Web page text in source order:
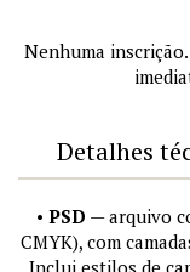
Nenhuma
Detalhes
• PSD — arquivo
CMYK), com